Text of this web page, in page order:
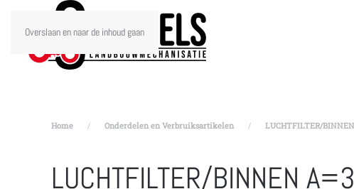
Overslaan en naar de inhoud gaan
Home Onderdelen en Verbruiksartikelen LUCHTFILTER/
LUCHTFILTER/BINNEN